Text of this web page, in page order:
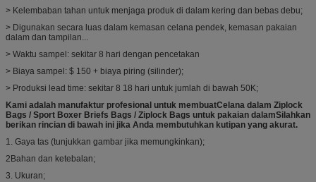
> Kelembaban tahan untuk menjaga produk di dalam kering dan bebas debu;
> Digunakan secara luas dalam kemasan celana pendek, kemasan pakaian
dalam dan tampilan...
> Waktu sampel: sekitar 8 hari dengan pencetakan
> Biaya sampel: $ 150 + biaya piring (silinder);
> Produksi lead time: sekitar 8 18 hari untuk jumlah di bawah 50K;
Kami adalah manufaktur profesional untuk membuatCelana dalam Ziplock
Bags / Sport Boxer Briefs Bags / Ziplock Bags untuk pakaian dalamSilahkan
berikan rincian di bawah ini jika Anda membutuhkan kutipan yang akurat.
1. Gaya tas (tunjukkan gambar jika memungkinkan);
2Bahan dan ketebalan;
3. Ukuran;